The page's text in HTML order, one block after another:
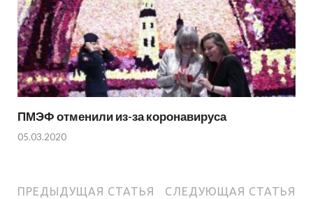
ПМЭФ отменили из-за коронавируса
05.03.2020
ПРЕДЫДУЩАЯ СТАТЬЯ СЛЕДУЮЩАЯ СТАТЬЯ